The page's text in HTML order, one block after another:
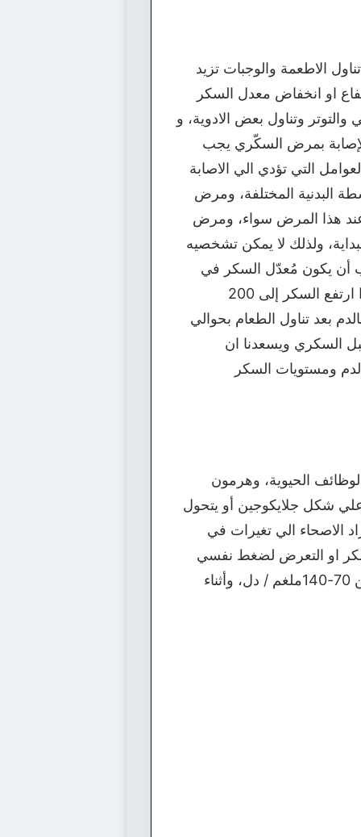
الاطعمة والوجبات تزيد
او انخفاض معدل السكر
وتناول بعض الادوية، و
80/120 مليغرام/دل، وفي حالة الإصابة بمرض السكّري يجب
التي تؤدي الي الاصابة
البدنية المختلفة، ومرض
عند هذا المرض سواء، ومرض
ولذلك لا يمكن تشخصيه
أن يكون مُعدّل السكر في
الدم أثناء الصيام 126ملغ/دل، ويمكن إعطاء المريض كميّةً من السكر تبلغ حوالي 75 غراماً؛ فإذا ارتفع السكر إلى 200
بعد تناول الطعام بحوالي
ما قبل السكري ويسعدنا ان
ومستويات السكر
الحيوية، وهرمون
علي شكل جلايكوجين أو يتحول
الاصحاء الي تغيرات في
او التعرض لضغط نفسي
شديد او تناول الكحول، يؤثر علي معدلات السكر بالدم، ومعدل السكر الطبيعي بعد الأكل هو من 70-140ملغم / دل، وأثناء